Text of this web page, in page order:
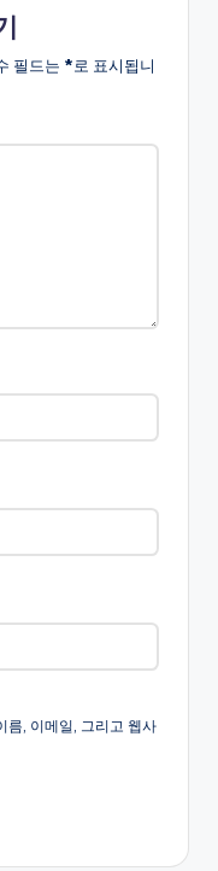
필드는 *로 표시됩니
름, 이메일, 그리고 웹사